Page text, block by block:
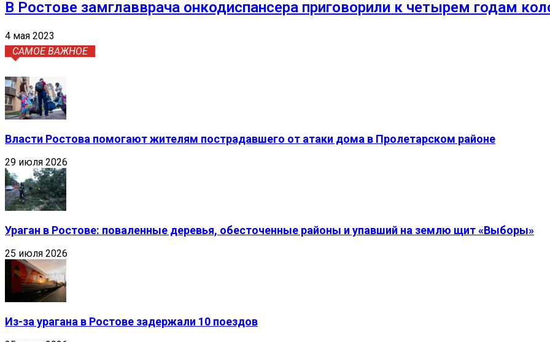
В Ростове замглавврача онкодиспансера приговорили к четырем годам
4 мая 2023
САМОЕ ВАЖНОЕ
Власти Ростова помогают жителям пострадавшего от атаки дома в Пролетарском районе
29 июля 2026
Ураган в Ростове: поваленные деревья, обесточенные районы и упавший на землю щит «Выборы»
25 июля 2026
Из-за урагана в Ростове задержали 10 поездов